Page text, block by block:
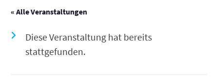
« Alle Veranstaltungen
Diese Veranstaltung hat bereits
stattgefunden.